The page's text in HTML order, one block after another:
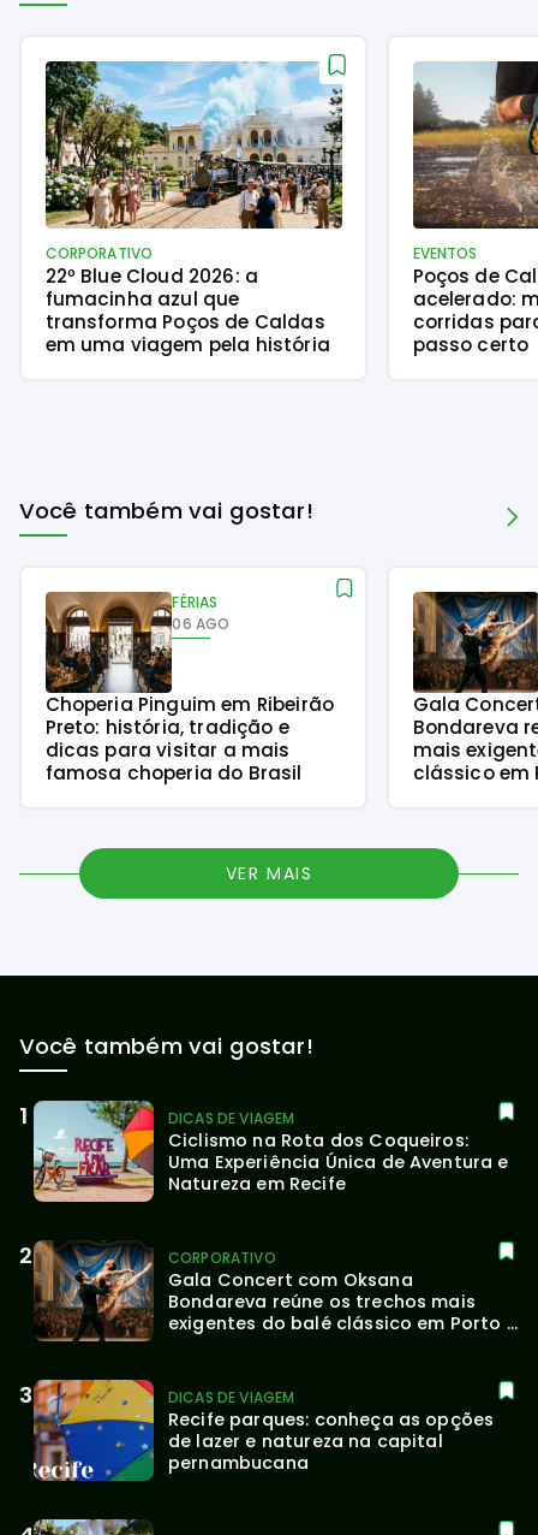
CORPORATIVO
22º Blue Cloud 2026: a
fumacinha azul que
transforma Poços de Caldas
em uma viagem pela história
EVENTOS
Poços de
acelerado:
corridas
passo certo
Você também vai gostar!
FÉRIAS
06 AGO
Choperia Pinguim em Ribeirão
Preto: história, tradição e
dicas para visitar a mais
famosa choperia do Brasil
Gala
Bondareva
mais
clássico em
VER MAIS
Você também vai gostar!
DICAS DE VIAGEM
Ciclismo na Rota dos Coqueiros:
Uma Experiência Única de Aventura e
Natureza em Recife
CORPORATIVO
Gala Concert com Oksana
Bondareva reúne os trechos mais
exigentes do balé clássico em Porto
DICAS DE VIAGEM
Recife parques: conheça as opções
de lazer e natureza na capital
pernambucana